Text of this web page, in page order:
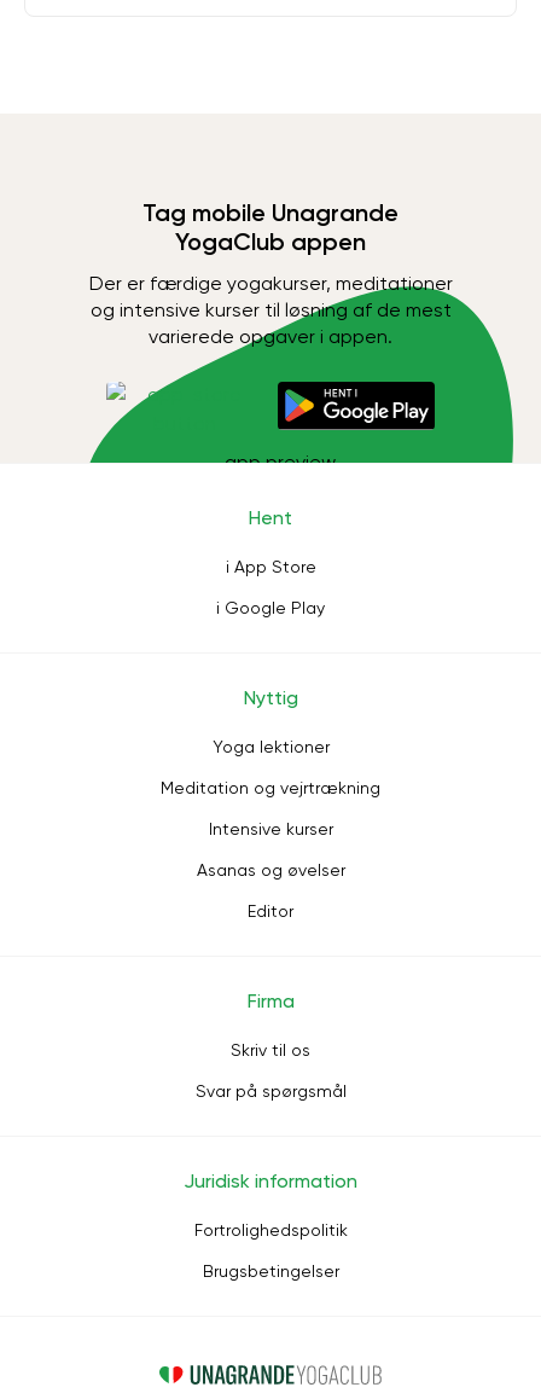
Tag mobile Unagrande
YogaClub appen
Der er færdige yogakurser, meditationer
og intensive kurser til løsning af de mest
varierede opgaver i appen.
Hent
i App Store
i Google Play
Nyttig
Yoga lektioner
Meditation og vejrtrækning
Intensive kurser
Asanas og øvelser
Editor
Firma
Skriv til os
Svar på spørgsmål
Juridisk information
Fortrolighedspolitik
Brugsbetingelser